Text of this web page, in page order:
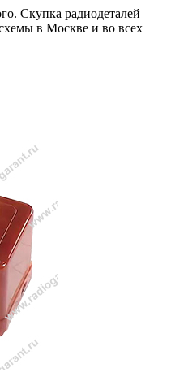
Скупка радиодеталей
в Москве и во всех